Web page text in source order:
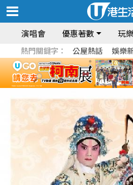
演唱會 優惠著數 玩
熱門關鍵字： 公屋熱話 娛樂